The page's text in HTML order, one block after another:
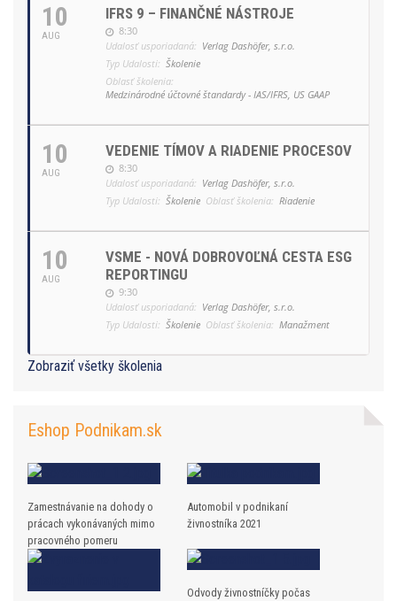
10
AUG
IFRS 9 – FINANČNÉ NÁSTROJE
8:30
Udalosť usporiadaná: Verlag Dashöfer, s.r.o.
Typ Udalosti: Školenie
Oblasť školenia:
Medzinárodné účtovné štandardy - IAS/IFRS, US GAAP
10
AUG
VEDENIE TÍMOV A RIADENIE PROCESOV
8:30
Udalosť usporiadaná: Verlag Dashöfer, s.r.o.
Typ Udalosti: Školenie Oblasť školenia: Riadenie
10
AUG
VSME - NOVÁ DOBROVOĽNÁ CESTA ESG
REPORTINGU
9:30
Udalosť usporiadaná: Verlag Dashöfer, s.r.o.
Typ Udalosti: Školenie Oblasť školenia: Manažment
Zobraziť všetky školenia
Eshop Podnikam.sk
Zamestnávanie na dohody o
prácach vykonávaných mimo
pracovného pomeru
Automobil v podnikaní
živnostníka 2021
Odvody živnostníčky počas